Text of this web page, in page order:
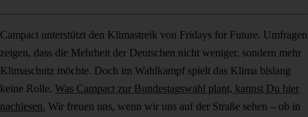
Campact unterstützt den Klimastreik von Fridays for Future. Umfragen
zeigen, dass die Mehrheit der Deutschen nicht weniger, sondern mehr
Klimaschutz möchte. Doch im Wahlkampf spielt das Klima bislang
keine Rolle. Was Campact zur Bundestagswahl plant, kannst Du hier
nachlesen. Wir freuen uns, wenn wir uns auf der Straße sehen – ob in